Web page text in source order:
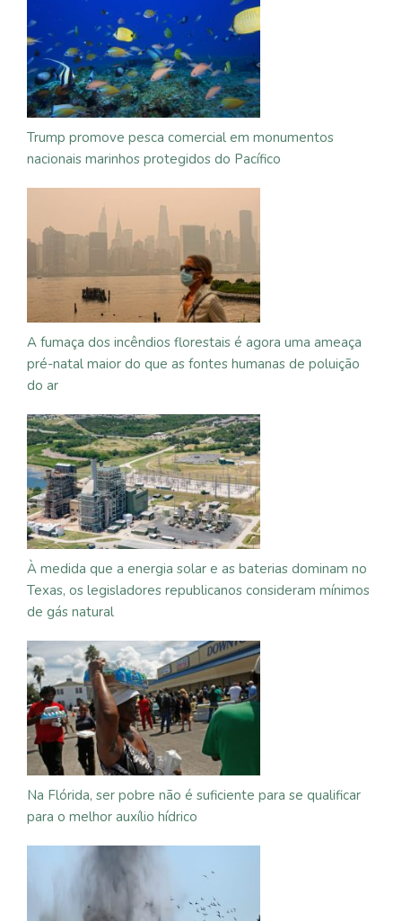
Trump promove pesca comercial em monumentos
nacionais marinhos protegidos do Pacífico
A fumaça dos incêndios florestais é agora uma ameaça
pré-natal maior do que as fontes humanas de poluição
do ar
À medida que a energia solar e as baterias dominam no
Texas, os legisladores republicanos consideram mínimos
de gás natural
Na Flórida, ser pobre não é suficiente para se qualificar
para o melhor auxílio hídrico